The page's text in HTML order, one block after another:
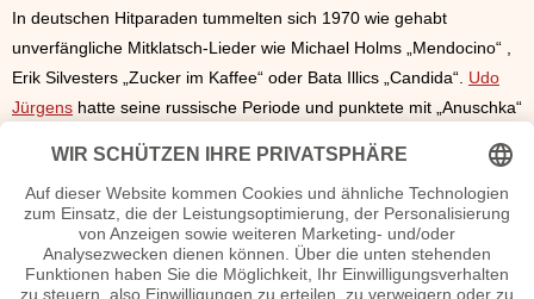
In deutschen Hitparaden tummelten sich 1970 wie gehabt
unverfängliche Mitklatsch-Lieder wie Michael Holms „Mendocino“ ,
Erik Silvesters „Zucker im Kaffee“ oder Bata Illics „Candida“. Udo
Jürgens hatte seine russische Periode und punktete mit „Anuschka“
anders“ und “Ich hab´nur dich“ zum Shootingstar der
Kuschelmusik-Szene. Dort warRoy Blackmit „Dein schönstes
Geschenk“ ebenfalls fest positioniert.
Neugründungen und Debüts
Die sozialkritische BandTon Steine Scherbenwurde in West-Berlin